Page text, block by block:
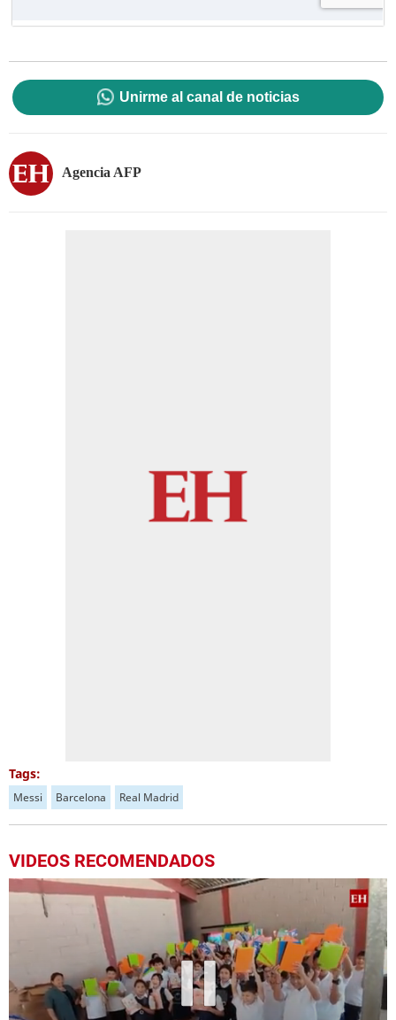
Unirme al canal de noticias
Agencia AFP
Tags:
Messi Barcelona Real Madrid
VIDEOS RECOMENDADOS